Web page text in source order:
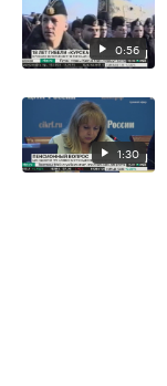
0:56
1:30